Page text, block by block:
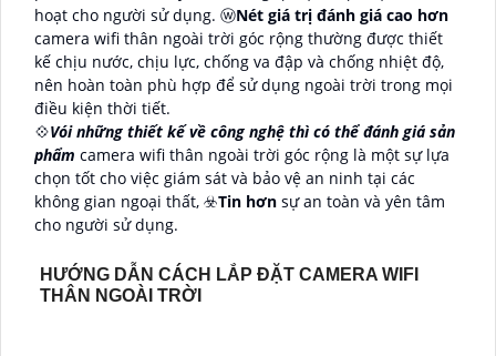
hoạt cho người sử dụng. ⓦNét giá trị đánh giá cao hơn
camera wifi thân ngoài trời góc rộng thường được thiết
kế chịu nước, chịu lực, chống va đập và chống nhiệt độ,
nên hoàn toàn phù hợp để sử dụng ngoài trời trong mọi
điều kiện thời tiết.
💠Vói những thiết kế về công nghệ thì có thể đánh giá sản
phẩm camera wifi thân ngoài trời góc rộng là một sự lựa
chọn tốt cho việc giám sát và bảo vệ an ninh tại các
không gian ngoại thất, ☣️Tin hơn sự an toàn và yên tâm
cho người sử dụng.
HƯỚNG DẪN CÁCH LẮP ĐẶT CAMERA WIFI
THÂN NGOÀI TRỜI